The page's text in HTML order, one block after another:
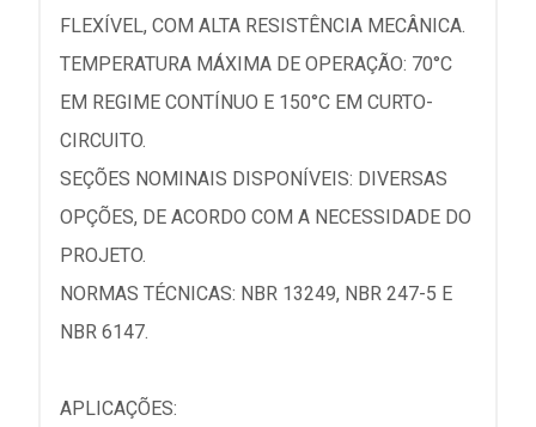
FLEXÍVEL, COM ALTA RESISTÊNCIA MECÂNICA.
TEMPERATURA MÁXIMA DE OPERAÇÃO: 70°C
EM REGIME CONTÍNUO E 150°C EM CURTO-
CIRCUITO.
SEÇÕES NOMINAIS DISPONÍVEIS: DIVERSAS
OPÇÕES, DE ACORDO COM A NECESSIDADE DO
PROJETO.
NORMAS TÉCNICAS: NBR 13249, NBR 247-5 E
NBR 6147.
APLICAÇÕES: